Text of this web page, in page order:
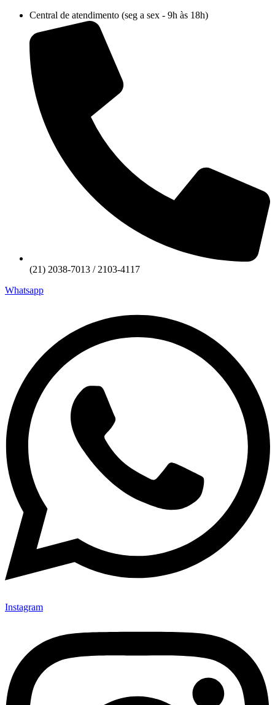
conteúdo
Central de atendimento (seg a sex - 9h às 18h)
(21) 2038-7013 / 2103-4117
Whatsapp
Instagram